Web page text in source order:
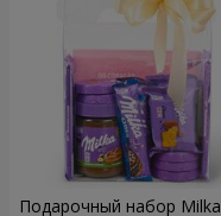
Подарочный набор Milka